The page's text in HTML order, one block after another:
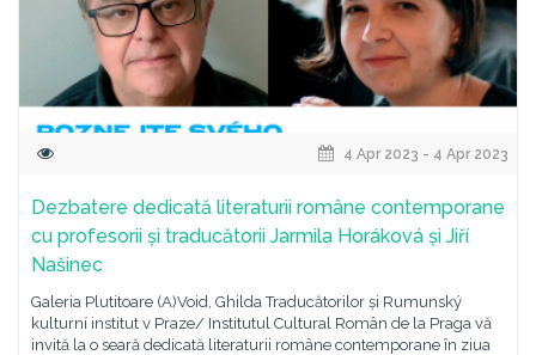
4 Apr 2023 - 4 Apr 2023
Dezbatere dedicată literaturii române contemporane
cu profesorii și traducătorii Jarmila Horáková și Jiří
Našinec
Galeria Plutitoare (A)Void, Ghilda Traducătorilor și Rumunský
kulturní institut v Praze/ Institutul Cultural Român de la Praga vă
invită la o seară dedicată literaturii române contemporane în ziua